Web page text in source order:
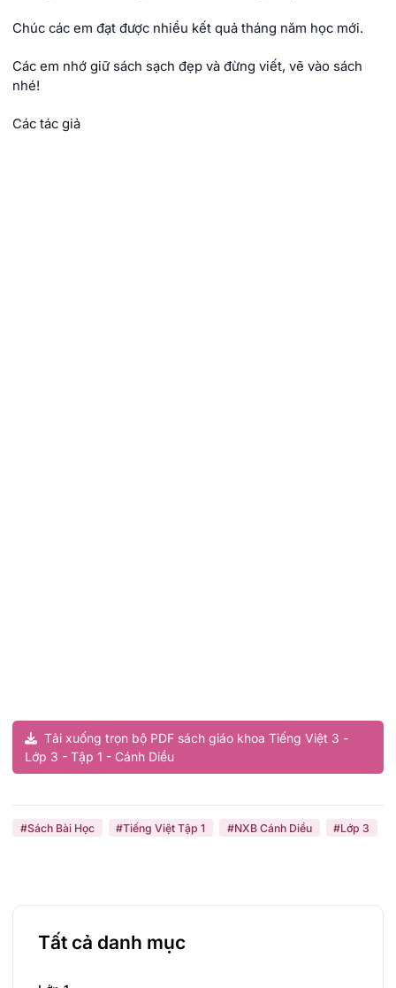
Chúc các em đạt được nhiều kết quả tháng năm học mới.
Các em nhớ giữ sách sạch đẹp và đừng viết, vẽ vào sách
nhé!
Các tác giả
Tải xuống trọn bộ PDF sách giáo khoa Tiếng Việt 3 -
Lớp 3 - Tập 1 - Cánh Diều
#Sách Bài Học #Tiếng Việt Tập 1 #NXB Cánh Diều #Lớp 3
Tất cả danh mục